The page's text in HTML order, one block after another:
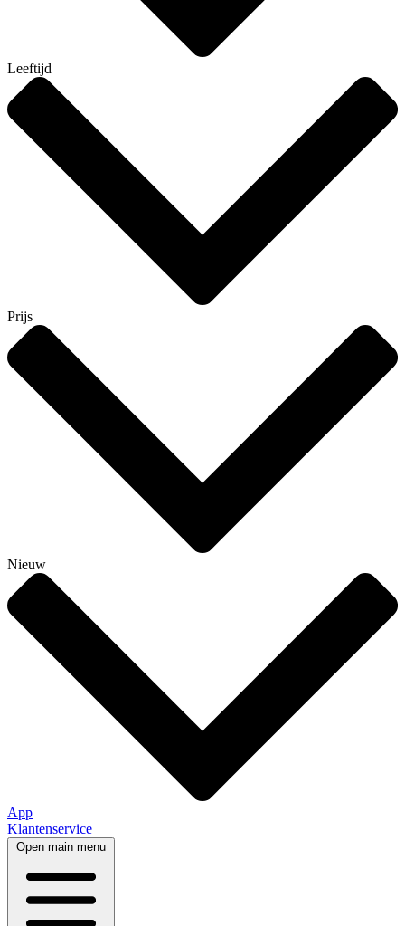
Leeftijd
Prijs
Nieuw
App
Klantenservice
Open main menu